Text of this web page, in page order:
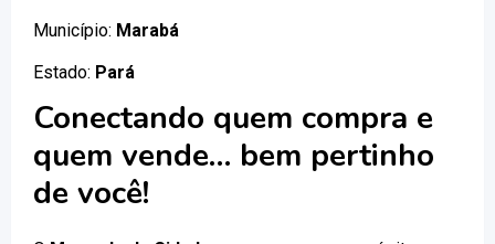
Município: Marabá
Estado: Pará
Conectando quem compra e
quem vende… bem pertinho
de você!